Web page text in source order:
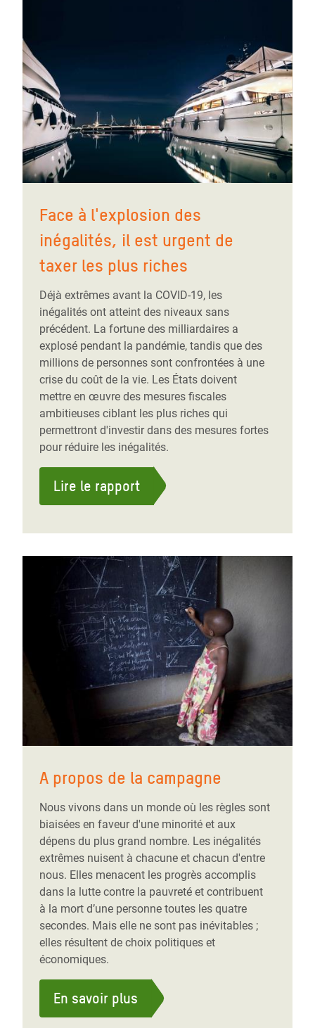
Face à l'explosion des
inégalités, il est urgent de
taxer les plus riches
Déjà extrêmes avant la COVID-19, les
inégalités ont atteint des niveaux sans
précédent. La fortune des milliardaires a
explosé pendant la pandémie, tandis que des
millions de personnes sont confrontées à une
crise du coût de la vie. Les États doivent
mettre en œuvre des mesures fiscales
ambitieuses ciblant les plus riches qui
permettront d'investir dans des mesures fortes
pour réduire les inégalités.
Lire le rapport
A propos de la campagne
Nous vivons dans un monde où les règles sont
biaisées en faveur d'une minorité et aux
dépens du plus grand nombre. Les inégalités
extrêmes nuisent à chacune et chacun d'entre
nous. Elles menacent les progrès accomplis
dans la lutte contre la pauvreté et contribuent
à la mort d’une personne toutes les quatre
secondes. Mais elle ne sont pas inévitables ;
elles résultent de choix politiques et
économiques.
En savoir plus